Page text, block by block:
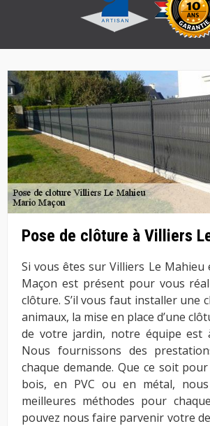
Pose de clôture à Villiers
Si vous êtes sur Villiers Le Mahieu
Maçon est présent pour vous
clôture. S’il vous faut installer une
animaux, la mise en place d’une
de votre jardin, notre équipe est
Nous fournissons des
chaque demande. Que ce soit
bois, en PVC ou en métal,
meilleures méthodes pour
pouvez nous faire parvenir votre